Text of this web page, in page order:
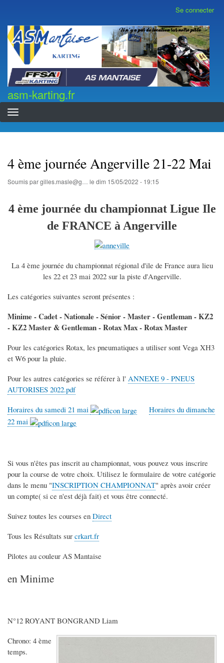
contenu
principal
compte
de
l'utilisateur
Se connecter
asm-karting.fr
asm-karting.fr
4 ème journée Angerville 21-22 Mai
Soumis pargilles.masle@g… le dim 15/05/2022 - 19:15
4 ème journée du championnat Ligue Ile
de FRANCE à Angerville
La 4 ème journée du championnat régional d'ile de France aura lieu
les 22 et 23 mai 2022 sur la piste d'Angerville.
Les catégories suivantes seront présentes :
Minime - Cadet - Nationale - Sénior - Master - Gentleman - KZ2
- KZ2 Master & Gentleman - Rotax Max - Rotax Master
Pour les catégories Rotax, les pneumatiques a utiliser sont Vega XH3
et W6 pour la pluie.
Pour les autres catégories se référer à l' ANNEXE 9 - PNEUS
AUTORISES 2022.pdf
Horaires du samedi 21 mai
Horaires du dimanche
22 mai
Si vous n'êtes pas inscrit au championnat, vous pouvez vous inscrire
pour la course de votre choix. Utilisez le formulaire de votre catégorie
dans le menu "INSCRIPTION CHAMPIONNAT" après avoir créer
un compte( si ce n'est déjà fait) et vous être connecté.
Suivez toutes les courses en Direct
Tous les Résultats sur crkart.fr
Pilotes au couleur AS Mantaise
en Minime
N°12 ROYANT BONGRAND Liam
Chrono: 4 ème
temps.